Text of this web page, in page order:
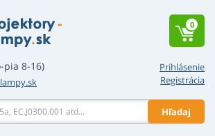
Prihlásenie
Registrácia
pia 8-16)
Hľadaj
0